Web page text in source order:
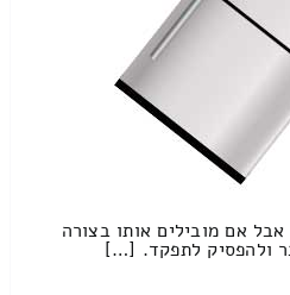
אם מובילים אותו בצורה
ולהפסיק לתפקד. […]